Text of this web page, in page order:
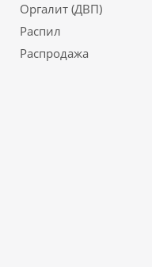
Оргалит (ДВП)
Распил
Распродажа